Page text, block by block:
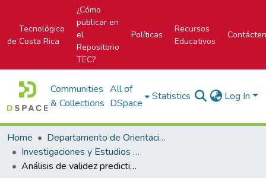
Tecnológico
de Costa Rica
¿Cómo
publicar en
el
Repositorio
TEC?
Políticas
Recursos
Educativos
Communities
& Collections
All of
DSpace
Statistics Log In
Home
Departamento de Orientación y Psicología
Investigaciones y Estudios del DOP
Análisis de validez predictiva longitudinal